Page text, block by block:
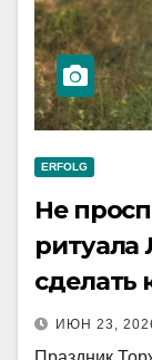
ERFOLG
Не
ритуала
сделать
ИЮН 23,